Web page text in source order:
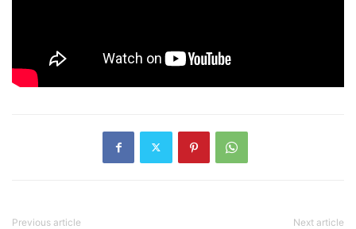
Previous article Next article